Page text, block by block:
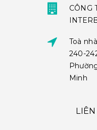
CÔNG
Toà
240-
Minh